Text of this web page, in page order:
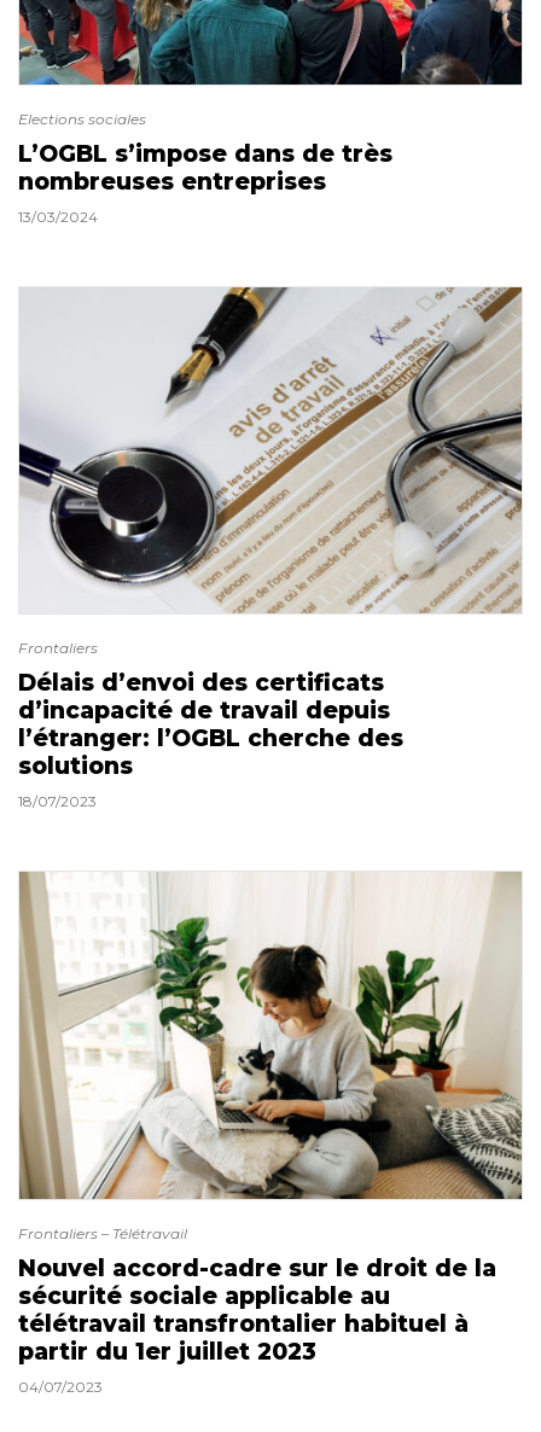
Elections sociales
L’OGBL s’impose dans de très
nombreuses entreprises
13/03/2024
Frontaliers
Délais d’envoi des certificats
d’incapacité de travail depuis
l’étranger: l’OGBL cherche des
solutions
18/07/2023
Frontaliers – Télétravail
Nouvel accord-cadre sur le droit de la
sécurité sociale applicable au
télétravail transfrontalier habituel à
partir du 1er juillet 2023
04/07/2023